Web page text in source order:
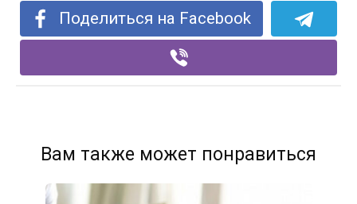
Поделиться на Facebook
Вам также может понравиться